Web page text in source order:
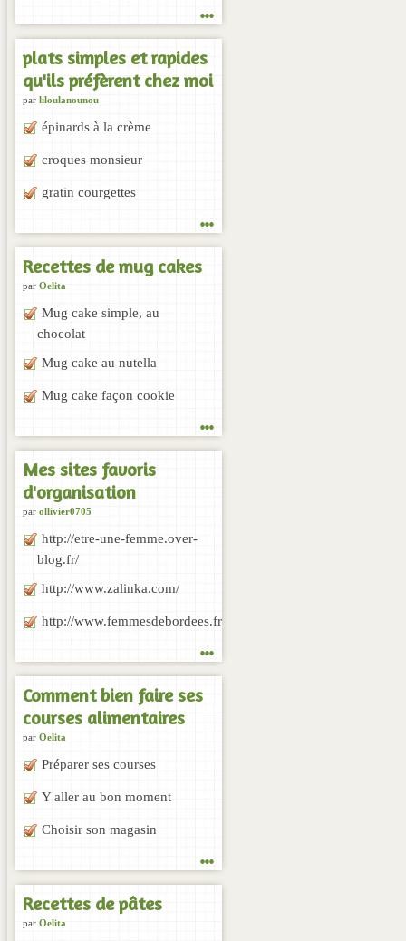
...
plats simples et rapides
qu'ils préfèrent chez moi
par liloulanounou
épinards à la crème
croques monsieur
gratin courgettes
...
Recettes de mug cakes
par Oelita
Mug cake simple, au
chocolat
Mug cake au nutella
Mug cake façon cookie
...
Mes sites favoris
d'organisation
par ollivier0705
http://etre-une-femme.over-
blog.fr/
http://www.zalinka.com/
http://www.femmesdebordees.fr/1.aspx
...
Comment bien faire ses
courses alimentaires
par Oelita
Préparer ses courses
Y aller au bon moment
Choisir son magasin
...
Recettes de pâtes
par Oelita